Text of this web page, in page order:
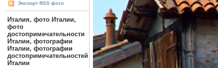
Экспорт RSS фото
Италия, фото Италии,
фото
достопримечательности
Италии, фотографии
Италии, фотографии
достопримечательностей
Италии